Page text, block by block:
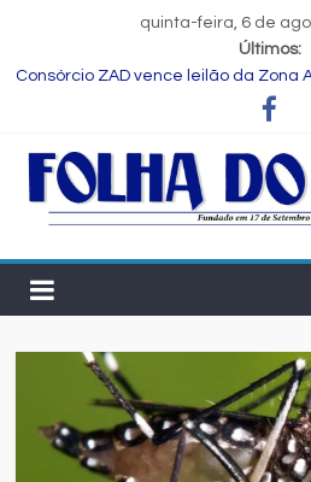
quinta-feira, 6 de
Últimos:
Consórcio ZAD vence leilão da Zona
estacionamento rotativo de Feira de
oficina pedagógica
Estudante de Salvador é
tecnologia na China
objetivo de fortalecer o setor na
Nordeste deve produzir mais de 1
algodão pela primeira vez, aponta